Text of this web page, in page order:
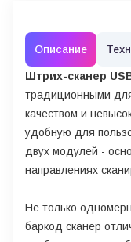
Описание
Штрих-сканер
традиционными
качеством и
удобную для
двух модулей -
направлениях
Не только
баркод сканер